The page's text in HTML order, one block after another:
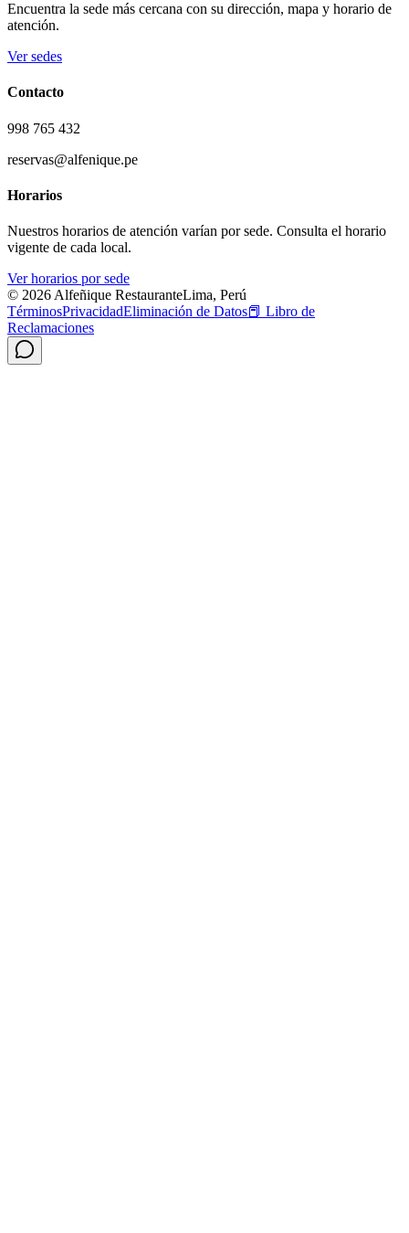
Encuentra la sede más cercana con su dirección, mapa y horario de
atención.
Ver sedes
Contacto
998 765 432
reservas@alfenique.pe
Horarios
Nuestros horarios de atención varían por sede. Consulta el horario
vigente de cada local.
Ver horarios por sede
© 2026 Alfeñique RestauranteLima, Perú
TérminosPrivacidadEliminación de Datos📕 Libro de
Reclamaciones